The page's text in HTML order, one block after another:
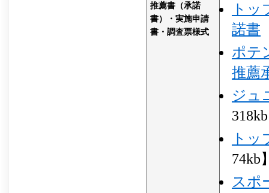
推薦書（承諾
書）・実施申請
書・調査票様式
ト
諾書
ポテ
推薦
ジュ
ト
74kb
スポ